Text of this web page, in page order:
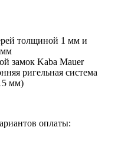
толщиной 1 мм и
мм
замок Kaba Mauer
ригельная система
мм)
оплаты: